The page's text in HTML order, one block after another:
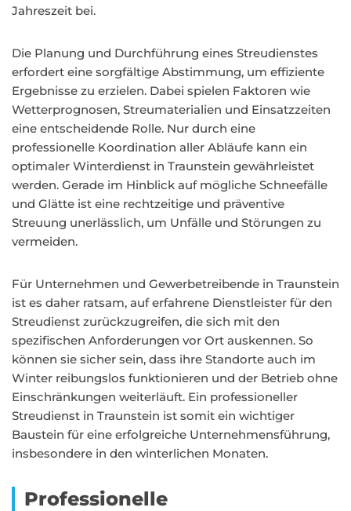
Jahreszeit bei.
Die Planung und Durchführung eines Streudienstes
erfordert eine sorgfältige Abstimmung, um effiziente
Ergebnisse zu erzielen. Dabei spielen Faktoren wie
Wetterprognosen, Streumaterialien und Einsatzzeiten
eine entscheidende Rolle. Nur durch eine
professionelle Koordination aller Abläufe kann ein
optimaler Winterdienst in Traunstein gewährleistet
werden. Gerade im Hinblick auf mögliche Schneefälle
und Glätte ist eine rechtzeitige und präventive
Streuung unerlässlich, um Unfälle und Störungen zu
vermeiden.
Für Unternehmen und Gewerbetreibende in Traunstein
ist es daher ratsam, auf erfahrene Dienstleister für den
Streudienst zurückzugreifen, die sich mit den
spezifischen Anforderungen vor Ort auskennen. So
können sie sicher sein, dass ihre Standorte auch im
Winter reibungslos funktionieren und der Betrieb ohne
Einschränkungen weiterläuft. Ein professioneller
Streudienst in Traunstein ist somit ein wichtiger
Baustein für eine erfolgreiche Unternehmensführung,
insbesondere in den winterlichen Monaten.
Professionelle